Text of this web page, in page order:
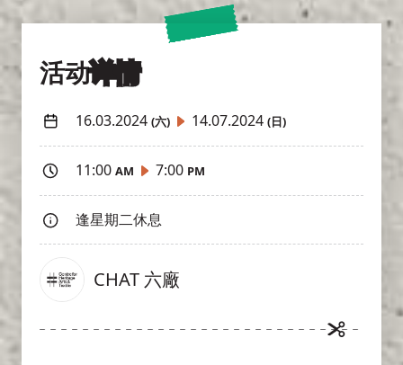
活动详情
16.03.2024 (六) 14.07.2024 (日)
11:00 AM 7:00 PM
逢星期二休息
CHAT 六廠